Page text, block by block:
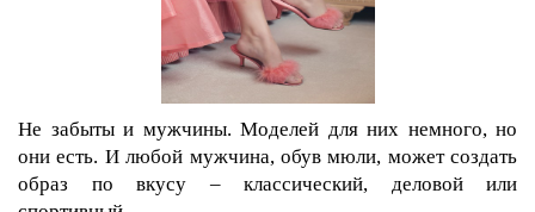
Не забыты и мужчины. Моделей для них немного, но
они есть. И любой мужчина, обув мюли, может создать
образ по вкусу – классический, деловой или